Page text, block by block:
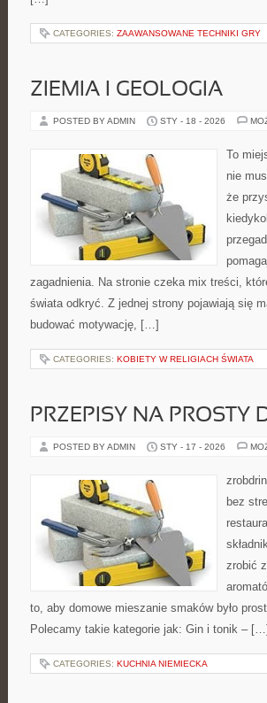
CATEGORIES: ZAAWANSOWANE TECHNIKI GRY
ZIEMIA I GEOLOGIA
POSTED BY ADMIN STY - 18 - 2026
To
nie
że
zagadnienia. Na stronie czeka mix treści,
świata odkryć. Z jednej strony pojawiają się
budować motywację, […]
CATEGORIES: KOBIETY W RELIGIACH ŚWIATA
PRZEPISY NA PROSTY
POSTED BY ADMIN STY - 17 - 2026
bez
zrobić
to, aby domowe mieszanie smaków było
Polecamy takie kategorie jak: Gin i tonik – […]
CATEGORIES: KUCHNIA NIEMIECKA